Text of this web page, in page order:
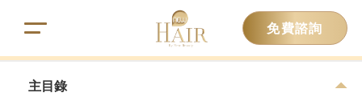
免費諮詢
主目錄